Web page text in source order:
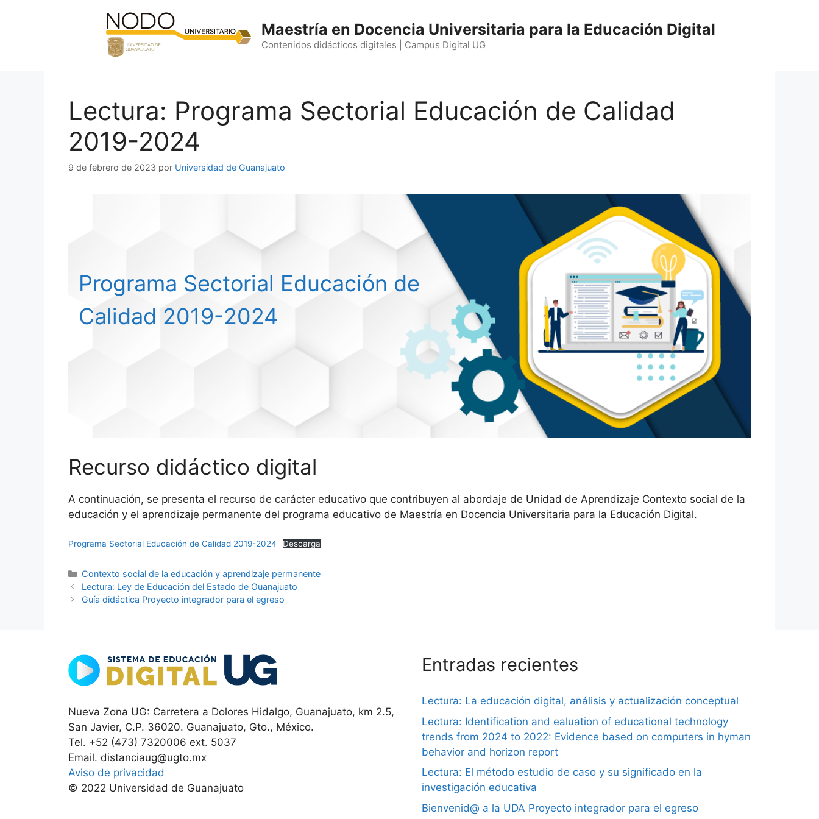
Maestría en Docencia Universitaria para la Educación Digital
Contenidos didácticos digitales | Campus Digital UG
Lectura: Programa Sectorial Educación de Calidad
2019-2024
9 de febrero de 2023 por Universidad de Guanajuato
Programa Sectorial Educación de
Calidad 2019-2024
Recurso didáctico digital
A continuación, se presenta el recurso de carácter educativo que contribuyen al abordaje de Unidad de Aprendizaje Contexto social de la
educación y el aprendizaje permanente del programa educativo de Maestría en Docencia Universitaria para la Educación Digital.
Programa Sectorial Educación de Calidad 2019-2024 Descarga
Categorías
Contexto social de la educación y aprendizaje permanente
Lectura: Ley de Educación del Estado de Guanajuato
Guía didáctica Proyecto integrador para el egreso
Nueva Zona UG: Carretera a Dolores Hidalgo, Guanajuato, km 2.5,
San Javier, C.P. 36020. Guanajuato, Gto., México.
Tel. +52 (473) 7320006 ext. 5037
Email. distanciaug@ugto.mx
Aviso de privacidad
© 2022 Universidad de Guanajuato
Entradas recientes
Lectura: La educación digital, análisis y actualización conceptual
Lectura: Identification and ealuation of educational technology
trends from 2024 to 2022: Evidence based on computers in hyman
behavior and horizon report
Lectura: El método estudio de caso y su significado en la
investigación educativa
Bienvenid@ a la UDA Proyecto integrador para el egreso